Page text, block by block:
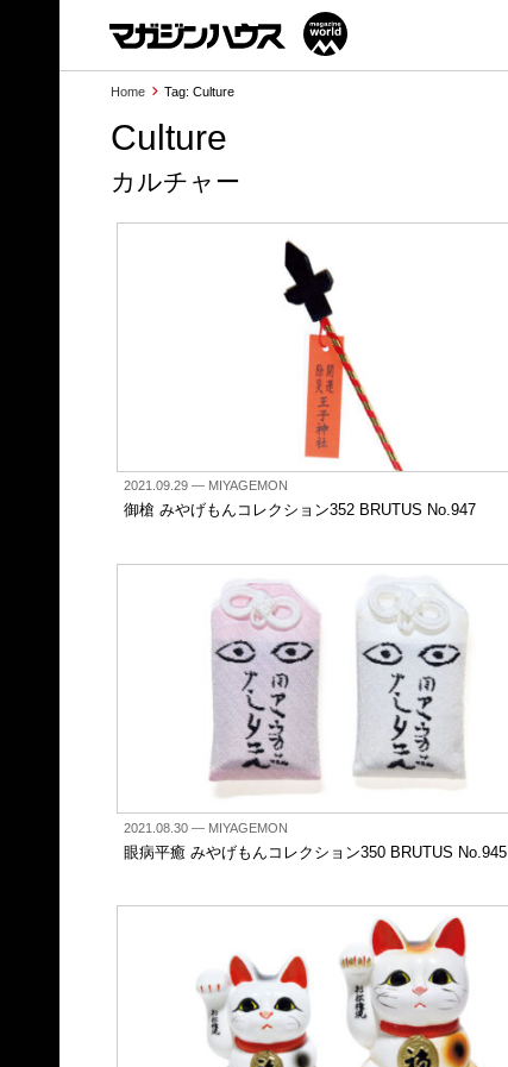
Home Tag: Culture
Culture
カルチャー
2021.09.29 — MIYAGEMON
御槍 みやげもんコレクション352 BRUTUS No.947
2021.08.30 — MIYAGEMON
眼病平癒 みやげもんコレクション350 BRUTUS No.945